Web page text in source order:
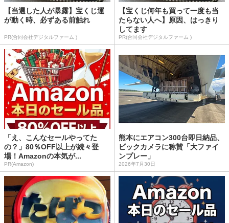
【当選した人が暴露】宝くじ運
が動く時、必ずある前触れ
PR(合同会社デジタルファーム )
【宝くじ何年も買って一度も当
たらない人へ】原因、はっきり
してます
PR(合同会社デジタルファーム )
「え、こんなセールやってた
の？」80％OFF以上が続々登
場！Amazonの本気が...
PR(Amazon)
熊本にエアコン300台即日納品、
ビックカメラに称賛「大ファイ
ンプレー」
2026年7月30日